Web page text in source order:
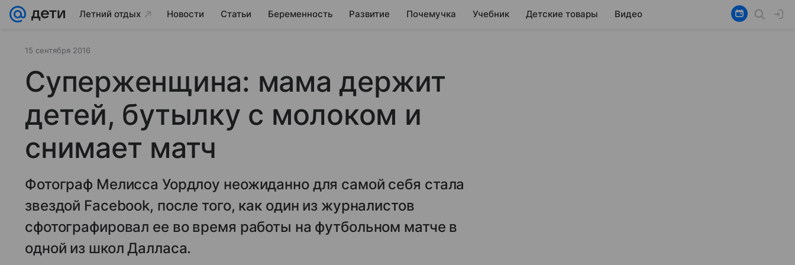
Летний отдых Новости Статьи Беременность Развитие Почемучка Учебник Детские товары Видео
15 сентября 2016
Суперженщина: мама держит
детей, бутылку с молоком и
снимает матч
Фотограф Мелисса Уордлоу неожиданно для самой себя стала
звездой Facebook, после того, как один из журналистов
сфотографировал ее во время работы на футбольном матче в
одной из школ Далласа.